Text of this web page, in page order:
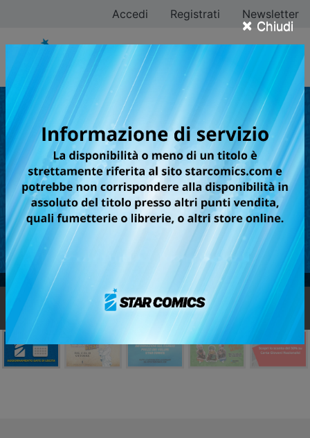
× Chiudi
Accedi Registrati Newsletter
SLITTAMENTI RIGUARDANTI ALCUNE
FUTURE USCITE